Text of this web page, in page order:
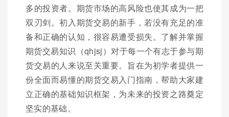
多的投资者。期货市场的高风险也使其成为一把
双刃剑。初入期货交易的新手，若没有充足的准
备和正确的认知，很容易遭受损失。了解并掌握
期货交易知识（qhjsj）对于每一个有志于参与期
货交易的人来说至关重要。旨在为初学者提供一
份全面而易懂的期货交易入门指南，帮助大家建
立正确的基础知识框架，为未来的投资之路奠定
坚实的基础。